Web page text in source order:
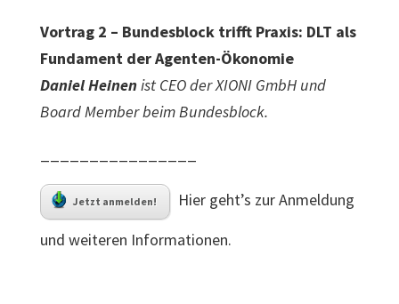
Vortrag 2 – Bundesblock trifft Praxis: DLT als
Fundament der Agenten-Ökonomie
Daniel Heinenist CEO der XIONI GmbH und
Board Member beim Bundesblock.
Jetzt anmelden!
Hier geht’s zur Anmeldung
und weiteren Informationen.